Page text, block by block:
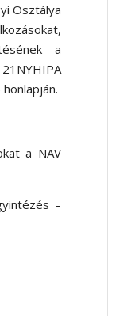
Osztálya
a
a NAV
–